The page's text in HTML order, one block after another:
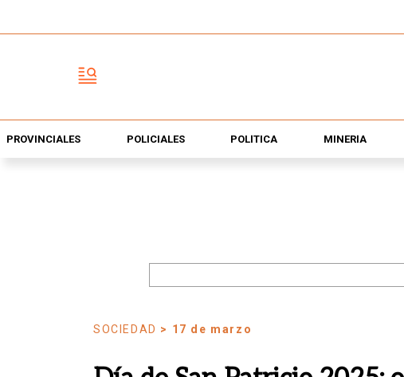
PROVINCIALES POLICIALES POLÍTICA MINERÍA
SOCIEDAD > 17 de marzo